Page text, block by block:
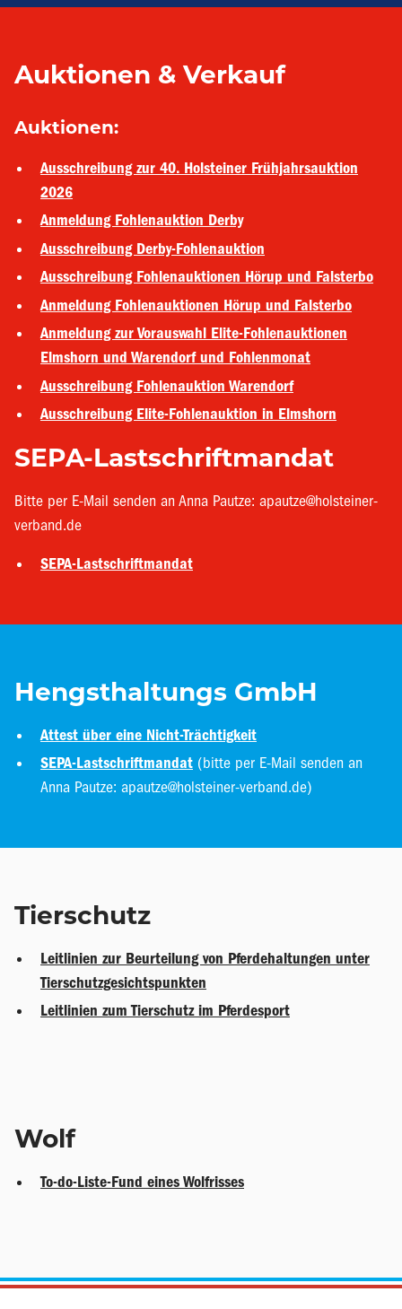
Auktionen & Verkauf
Auktionen:
Ausschreibung zur 40. Holsteiner Frühjahrsauktion
2026
Anmeldung Fohlenauktion Derby
Ausschreibung Derby-Fohlenauktion
Ausschreibung Fohlenauktionen Hörup und Falsterbo
Anmeldung Fohlenauktionen Hörup und Falsterbo
Anmeldung zur Vorauswahl Elite-Fohlenauktionen
Elmshorn und Warendorf und Fohlenmonat
Ausschreibung Fohlenauktion Warendorf
Ausschreibung Elite-Fohlenauktion in Elmshorn
SEPA-Lastschriftmandat
Bitte per E-Mail senden an Anna Pautze: apautze@holsteiner-
verband.de
SEPA-Lastschriftmandat
Hengsthaltungs GmbH
Attest über eine Nicht-Trächtigkeit
SEPA-Lastschriftmandat (bitte per E-Mail senden an
Anna Pautze: apautze@holsteiner-verband.de)
Tierschutz
Leitlinien zur Beurteilung von Pferdehaltungen unter
Tierschutzgesichtspunkten
Leitlinien zum Tierschutz im Pferdesport
Wolf
To-do-Liste-Fund eines Wolfrisses